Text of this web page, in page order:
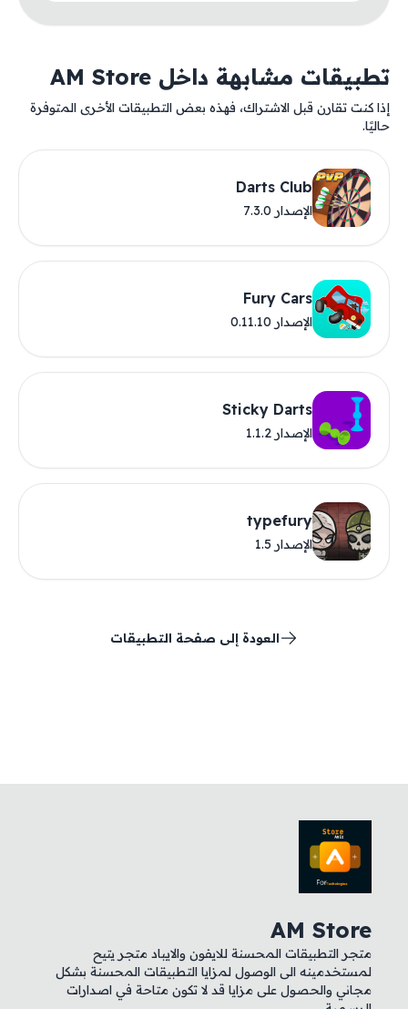
تطبيقات مشابهة داخل AM Store
إذا كنت تقارن قبل الاشتراك، فهذه بعض التطبيقات الأخرى المتوفرة
حاليًا.
Darts Club
الإصدار 7.3.0
Fury Cars
الإصدار 0.11.10
Sticky Darts
الإصدار 1.1.2
typefury
الإصدار 1.5
العودة إلى صفحة التطبيقات
AM Store
متجر التطبيقات المحسنة للايفون والايباد متجر يتيح
لمستخدمينه الى الوصول لمزايا التطبيقات المحسنة بشكل
مجاني والحصول على مزايا قد لا تكون متاحة في اصدارات